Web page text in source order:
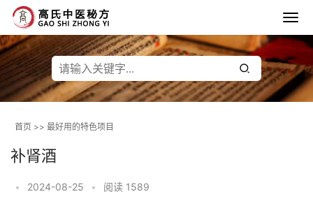
首页 >> 最好用的特色项目
补肾酒
• 2024-08-25 • 阅读 1589